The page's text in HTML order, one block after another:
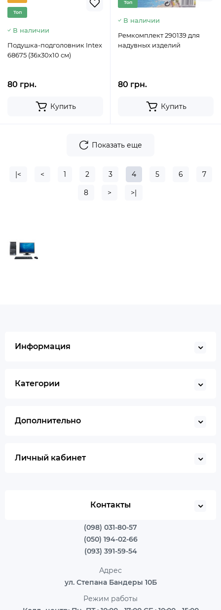
Топ
В наличии
Подушка-подголовник Intex
68675 (36х30х10 см)
80 грн.
Купить
Топ
В наличии
Ремкомплект 290139 для
надувных изделий
80 грн.
Купить
Показать еще
|< < 1 2 3 4 5 6 7
8 > >|
Информация
Категории
Дополнительно
Личный кабинет
Контакты
(098) 031-80-57
(050) 194-02-66
(093) 391-59-54
Адрес
ул. Степана Бандеры 10Б
Режим работы